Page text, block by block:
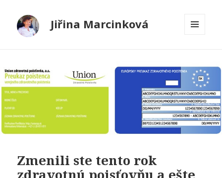
Jiřina Marcinková
Zmenili ste tento rok
zdravotnú poisťovňu a ešte